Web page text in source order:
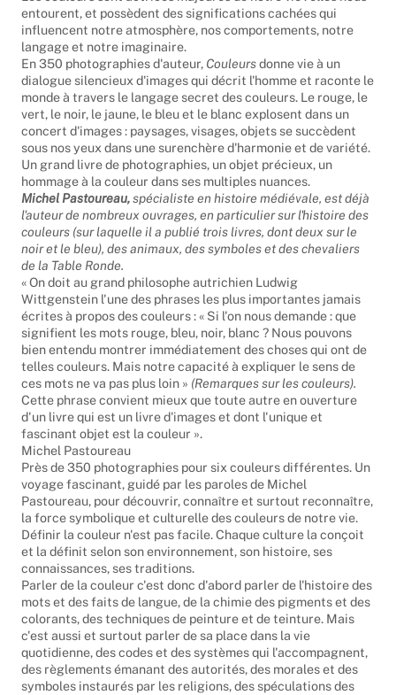
Les couleurs sont actrices majeures de notre vie : elles nous
entourent, et possèdent des significations cachées qui
influencent notre atmosphère, nos comportements, notre
langage et notre imaginaire.
En 350 photographies d'auteur,Couleursdonne vie à un
dialogue silencieux d'images qui décrit l'homme et raconte le
monde à travers le langage secret des couleurs. Le rouge, le
vert, le noir, le jaune, le bleu et le blanc explosent dans un
concert d'images : paysages, visages, objets se succèdent
sous nos yeux dans une surenchère d'harmonie et de variété.
Un grand livre de photographies, un objet précieux, un
hommage à la couleur dans ses multiples nuances.
Michel Pastoureau,spécialiste en histoire médiévale, est déjà
l'auteur de nombreux ouvrages, en particulier sur l'histoire des
couleurs (sur laquelle il a publié trois livres, dont deux sur le
noir et le bleu), des animaux, des symboles et des chevaliers
de la Table Ronde.
« On doit au grand philosophe autrichien Ludwig
Wittgenstein l'une des phrases les plus importantes jamais
écrites à propos des couleurs : « Si l'on nous demande : que
signifient les mots rouge, bleu, noir, blanc ? Nous pouvons
bien entendu montrer immédiatement des choses qui ont de
telles couleurs. Mais notre capacité à expliquer le sens de
ces mots ne va pas plus loin » (Remarques sur les couleurs).
Cette phrase convient mieux que toute autre en ouverture
d'un livre qui est un livre d'images et dont l'unique et
fascinant objet est la couleur ».
Michel Pastoureau
Près de 350 photographies pour six couleurs différentes. Un
voyage fascinant, guidé par les paroles de Michel
Pastoureau, pour découvrir, connaître et surtout reconnaître,
la force symbolique et culturelle des couleurs de notre vie.
Définir la couleur n'est pas facile. Chaque culture la conçoit
et la définit selon son environnement, son histoire, ses
connaissances, ses traditions.
Parler de la couleur c'est donc d'abord parler de l'histoire des
mots et des faits de langue, de la chimie des pigments et des
colorants, des techniques de peinture et de teinture. Mais
c'est aussi et surtout parler de sa place dans la vie
quotidienne, des codes et des systèmes qui l'accompagnent,
des règlements émanant des autorités, des morales et des